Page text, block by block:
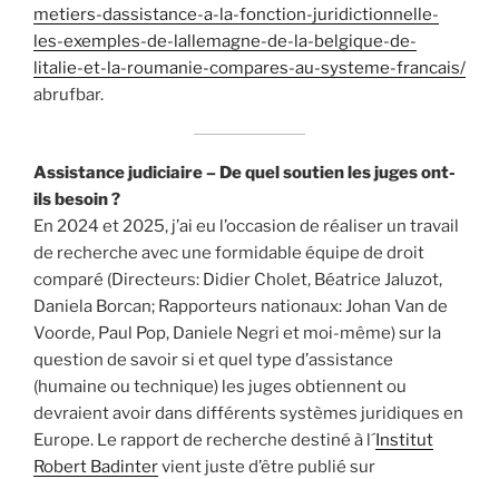
metiers-dassistance-a-la-fonction-juridictionnelle-
les-exemples-de-lallemagne-de-la-belgique-de-
litalie-et-la-roumanie-compares-au-systeme-francais/
abrufbar.
Assistance judiciaire – De quel soutien les juges ont-
ils besoin ?
En 2024 et 2025, j’ai eu l’occasion de réaliser un travail
de recherche avec une formidable équipe de droit
comparé (Directeurs: Didier Cholet, Béatrice Jaluzot,
Daniela Borcan; Rapporteurs nationaux: Johan Van de
Voorde, Paul Pop, Daniele Negri et moi-même) sur la
question de savoir si et quel type d’assistance
(humaine ou technique) les juges obtiennent ou
devraient avoir dans différents systèmes juridiques en
Europe. Le rapport de recherche destiné à l´Institut
Robert Badintervient juste d’être publié sur